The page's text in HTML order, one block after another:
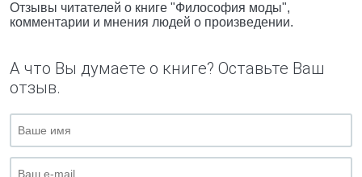
Отзывы читателей о книге "Философия моды",
комментарии и мнения людей о произведении.
А что Вы думаете о книге? Оставьте Ваш
отзыв.